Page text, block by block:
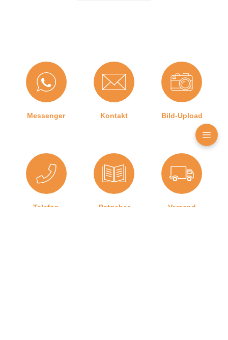
81249 München, Deutschland
info@graf-dichtungen.de
Messenger Kontakt Bild-Upload
Telefon Ratgeber Versand